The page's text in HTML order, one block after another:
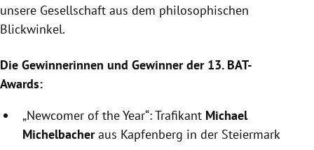
unsere Gesellschaft aus dem philosophischen
Blickwinkel.
Die Gewinnerinnen und Gewinner der 13. BAT-
Awards:
„Newcomer of the Year“: Trafikant Michael
Michelbacheraus Kapfenberg in der Steiermark